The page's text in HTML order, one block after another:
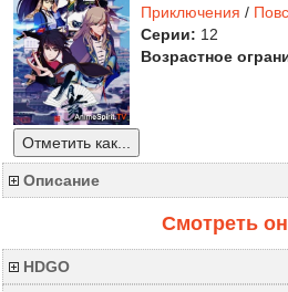
Приключения /
Серии: 12
Возрастное
Отметить как...
Описание
Смотреть
HDGO